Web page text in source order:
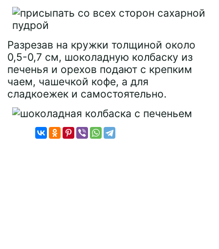
Разрезав на кружки толщиной около
0,5-0,7 см, шоколадную колбаску из
печенья и орехов подают с крепким
чаем, чашечкой кофе, а для
сладкоежек и самостоятельно.